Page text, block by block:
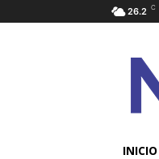
26.2 C
INICIO